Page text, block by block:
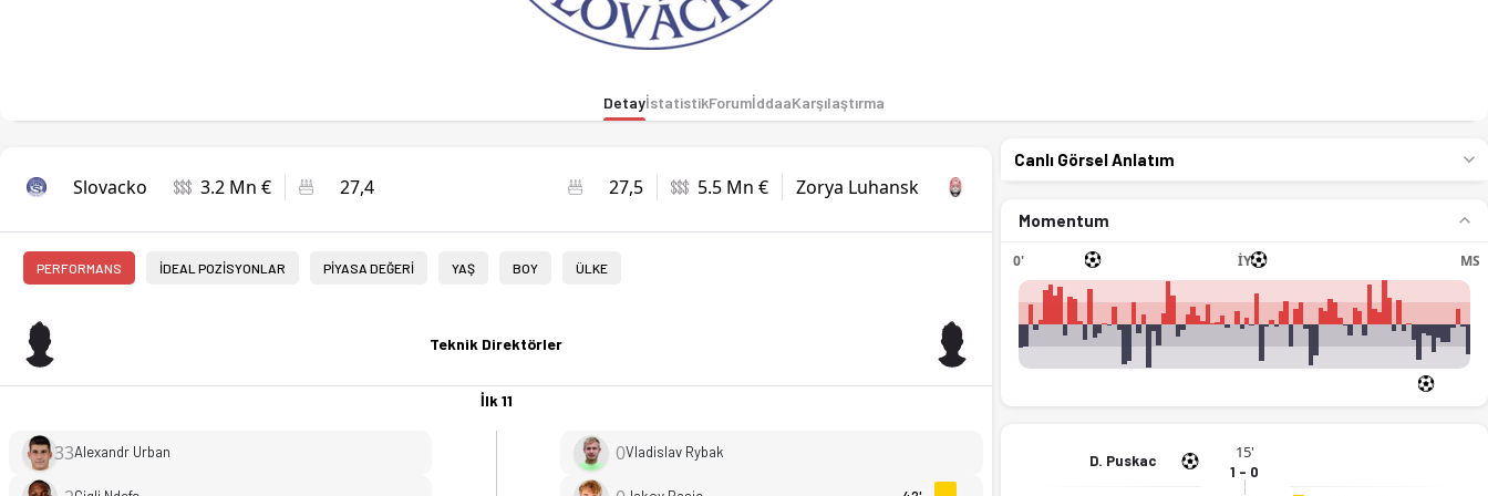
DetayİstatistikForumİddaaKarşılaştırma
Slovacko 3.2 Mn € 27,4 Zorya Luhansk
5.5 Mn €
27,5
PERFORMANS İDEAL POZİSYONLAR PİYASA DEĞERİ YAŞ BOY ÜLKE
Teknik Direktörler
İlk 11
33Alexandr Urban 0Vladislav Rybak
Canlı Görsel Anlatım
Momentum
0' İY MS
D. Puskac 15'
1 - 0